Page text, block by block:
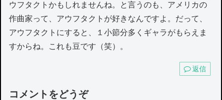
ウフタクトかもしれませんね。と言うのも、アメリカの
作曲家って、アウフタクトが好きなんですよ。だって、
アウフタクトにすると、１小節分多くギャラがもらえま
すからね。これも豆です（笑）。
返信
コメントをどうぞ